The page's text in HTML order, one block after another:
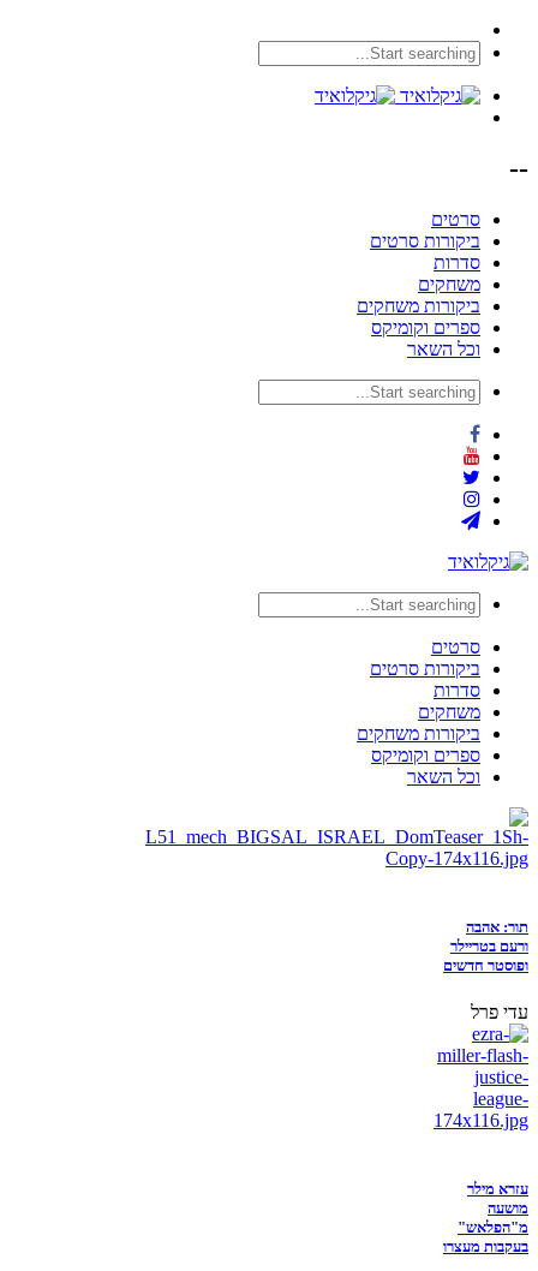
--
סרטים
ביקורות סרטים
סדרות
משחקים
ביקורות משחקים
ספרים וקומיקס
וכל השאר
סרטים
ביקורות סרטים
סדרות
משחקים
ביקורות משחקים
ספרים וקומיקס
וכל השאר
תור: אהבה
ורעם בטריילר
ופוסטר חדשים
עדי פרל
עזרא מילר
מושעה
מ"הפלאש"
בעקבות מעצרו